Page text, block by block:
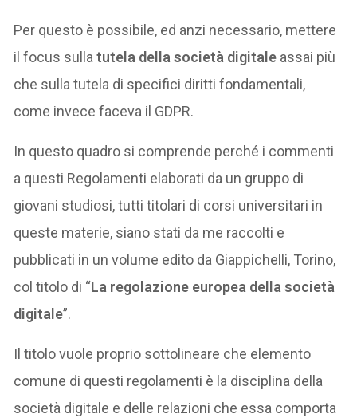
Per questo è possibile, ed anzi necessario, mettere
il focus sullatutela della società digitale assai più
che sulla tutela di specifici diritti fondamentali,
come invece faceva il GDPR.
In questo quadro si comprende perché i commenti
a questi Regolamenti elaborati da un gruppo di
giovani studiosi, tutti titolari di corsi universitari in
queste materie, siano stati da me raccolti e
pubblicati in un volume edito da Giappichelli, Torino,
col titolo di “La regolazione europea della società
digitale”.
Il titolo vuole proprio sottolineare che elemento
comune di questi regolamenti è la disciplina della
società digitale e delle relazioni che essa comporta